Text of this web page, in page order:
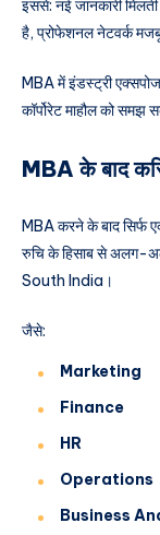
इससे: नई जानकारी
है, प्रोफेशनल नेटवर्क
MBA में इंडस्ट्री
कॉर्पोरेट माहौल को समझ
MBA के बाद
MBA करने के बाद सिर्फ
रुचि के हिसाब से अलग-
South India।
जैसे:
Marketing
Finance
HR
Operations
Business